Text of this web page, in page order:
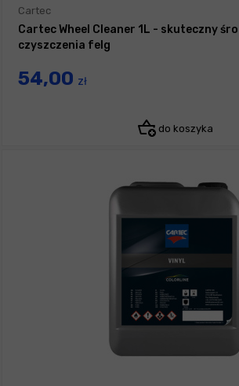
Cartec
Cartec Wheel Cleaner 1L - skuteczny
czyszczenia felg
54,00 zł
do koszyka